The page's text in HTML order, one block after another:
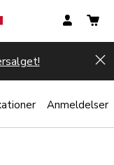
Anmeldelser